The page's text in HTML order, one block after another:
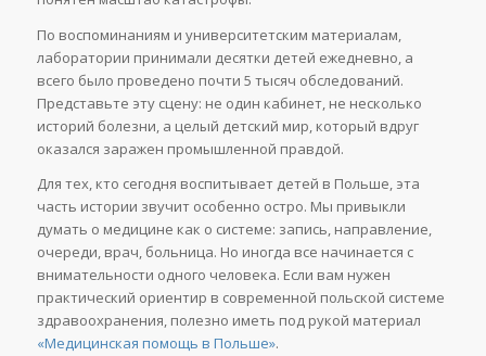
По воспоминаниям и университетским материалам,
лаборатории принимали десятки детей ежедневно, а
всего было проведено почти 5 тысяч обследований.
Представьте эту сцену: не один кабинет, не несколько
историй болезни, а целый детский мир, который вдруг
оказался заражен промышленной правдой.
Для тех, кто сегодня воспитывает детей в Польше, эта
часть истории звучит особенно остро. Мы привыкли
думать о медицине как о системе: запись, направление,
очереди, врач, больница. Но иногда все начинается с
внимательности одного человека. Если вам нужен
практический ориентир в современной польской системе
здравоохранения, полезно иметь под рукой материал
«Медицинская помощь в Польше».